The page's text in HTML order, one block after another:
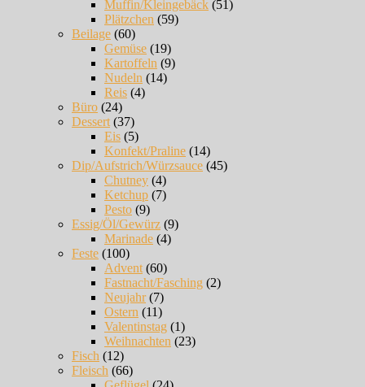
Muffin/Kleingebäck (51)
Plätzchen (59)
Beilage (60)
Gemüse (19)
Kartoffeln (9)
Nudeln (14)
Reis (4)
Büro (24)
Dessert (37)
Eis (5)
Konfekt/Praline (14)
Dip/Aufstrich/Würzsauce (45)
Chutney (4)
Ketchup (7)
Pesto (9)
Essig/Öl/Gewürz (9)
Marinade (4)
Feste (100)
Advent (60)
Fastnacht/Fasching (2)
Neujahr(7)
Ostern (11)
Valentinstag (1)
Weihnachten (23)
Fisch (12)
Fleisch (66)